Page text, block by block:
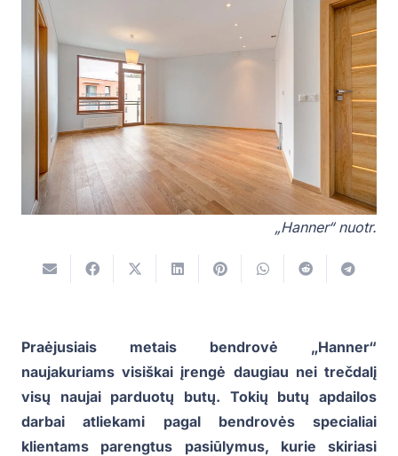
„Hanner“ nuotr.
Praėjusiais metais bendrovė „Hanner“
naujakuriams visiškai įrengė daugiau nei trečdalį
visų naujai parduotų butų. Tokių butų apdailos
darbai atliekami pagal bendrovės specialiai
klientams parengtus pasiūlymus, kurie skiriasi